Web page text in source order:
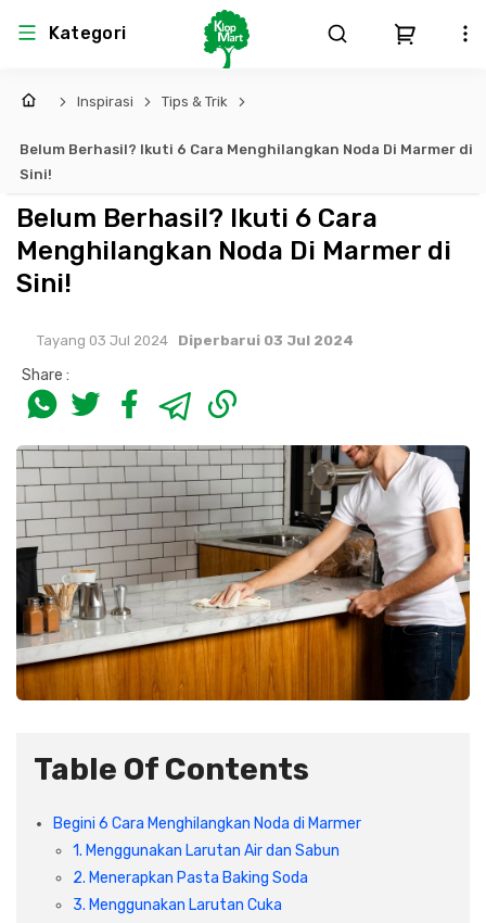
Kategori
Arsitektur
Lem
Pintu, Jendela & Perlengkapan
Cat dan Pelapis Dinding
Lantai
Plafon & Partisi
Sanitari & Aksesorisnya
Aksesoris Dapur
Peralatan & Perkakas
Struktural
Produk K3
Bekisting
Besi Beton & Wiremesh
Beton
Material Alam
Besi Profil & Plat
Produk Pracetak
Besi Profil & Baja
MEP
Sistem Elektro
Sistem Pemipaan
Peralatan Elektronik
Peralatan Utama
Sistem Elektrikal
Pompa dan Pipa
Lampu & Listrik
Interior
Landscape
Inspirasi Tips & Trik
Belum Berhasil? Ikuti 6 Cara Menghilangkan Noda Di Marmer di
Sini!
Belum Berhasil? Ikuti 6 Cara
Menghilangkan Noda Di Marmer di
Sini!
Tayang 03 Jul 2024 Diperbarui 03 Jul 2024
Share :
Table Of Contents
Begini 6 Cara Menghilangkan Noda di Marmer
1. Menggunakan Larutan Air dan Sabun
2. Menerapkan Pasta Baking Soda
3. Menggunakan Larutan Cuka